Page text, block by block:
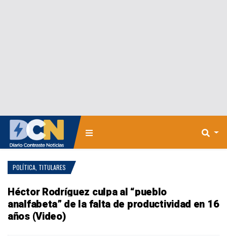
POLÍTICA TITULARES
Héctor Rodríguez culpa al “pueblo
analfabeta” de la falta de productividad en 16
años (Video)